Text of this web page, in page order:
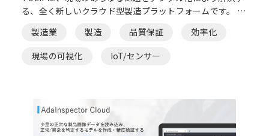
る、全く新しいクラウド型製造プラットフォームです。 各
によるミスを防ぎ、複数の機器からの取得データを一括管
理することができます。
製造業 製造 品質保証
効率化
現場の可視化
IoT/センサー